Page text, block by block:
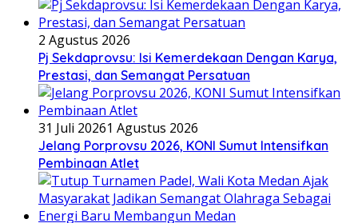
2 Agustus 2026
Pj Sekdaprovsu: Isi Kemerdekaan Dengan Karya,
Prestasi, dan Semangat Persatuan
31 Juli 20261 Agustus 2026
Jelang Porprovsu 2026, KONI Sumut Intensifkan
Pembinaan Atlet